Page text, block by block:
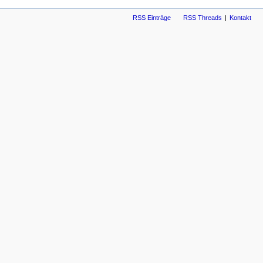
RSS Einträge RSS Threads Kontakt